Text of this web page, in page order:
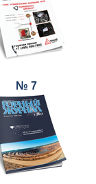
№ 7